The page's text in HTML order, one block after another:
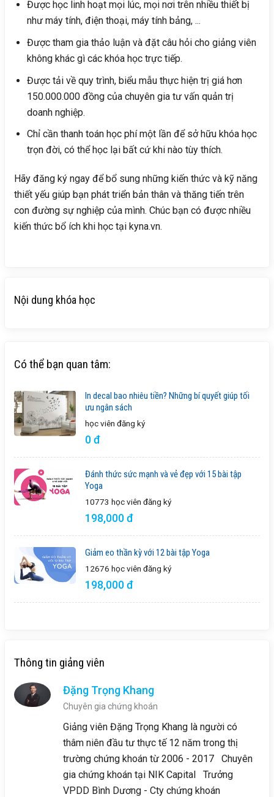
Được học linh hoạt mọi lúc, mọi nơi trên nhiều thiết bị
như máy tính, điện thoại, máy tính bảng, ...
Được tham gia thảo luận và đặt câu hỏi cho giảng viên
không khác gì các khóa học trực tiếp.
Được tải về quy trình, biểu mẫu thực hiện trị giá hơn
150.000.000 đồng của chuyên gia tư vấn quản trị
doanh nghiệp.
Chỉ cần thanh toán học phí một lần để sở hữu khóa học
trọn đời, có thể học lại bất cứ khi nào tùy thích.
Hãy đăng ký ngay để bổ sung những kiến thức và kỹ năng
thiết yếu giúp bạn phát triển bản thân và thăng tiến trên
con đường sự nghiệp của mình. Chúc bạn có được nhiều
kiến thức bổ ích khi học tại kyna.vn.
Nội dung khóa học
Có thể bạn quan tâm:
In decal bao nhiêu tiền? Những bí quyết giúp tối
ưu ngân sách
học viên đăng ký
0 đ
Đánh thức sức mạnh và vẻ đẹp với 15 bài tập
Yoga
10773 học viên đăng ký
198,000 đ
Giảm eo thần kỳ với 12 bài tập Yoga
12676 học viên đăng ký
198,000 đ
Thông tin giảng viên
Đặng Trọng Khang
Chuyên gia chứng khoán
Giảng viên Đặng Trọng Khang là người có
thâm niên đầu tư thực tế 12 năm trong thị
trường chứng khoán từ 2006 - 2017 Chuyên
gia chứng khoán tại NIK Capital Trưởng
VPDD Bình Dương - Cty chứng khoán